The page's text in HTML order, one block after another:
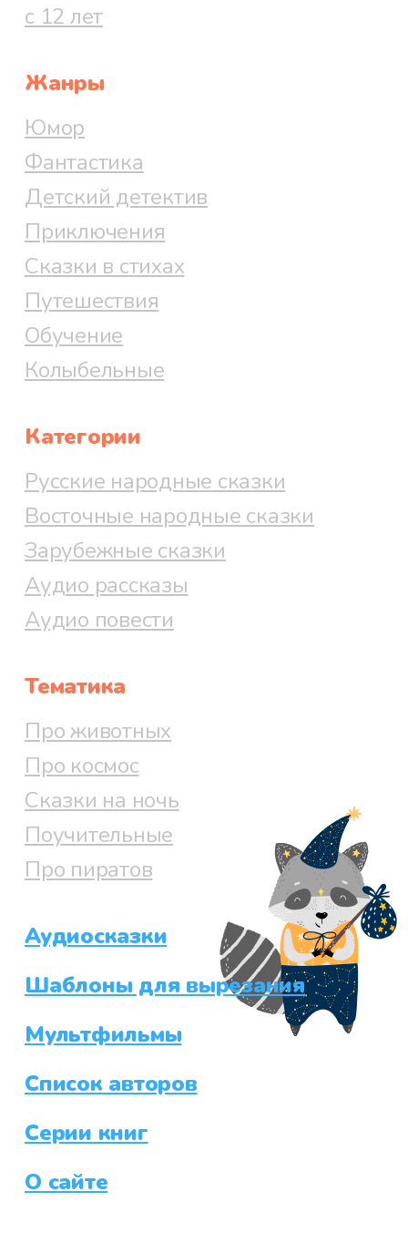
с 12 лет
Жанры
Юмор
Фантастика
Детский детектив
Приключения
Сказки в стихах
Путешествия
Обучение
Колыбельные
Категории
Русские народные сказки
Восточные народные сказки
Зарубежные сказки
Аудио рассказы
Аудио повести
Тематика
Про животных
Про космос
Сказки на ночь
Поучительные
Про пиратов
Аудиосказки
Шаблоны для вырезания
Мультфильмы
Список авторов
Серии книг
О сайте